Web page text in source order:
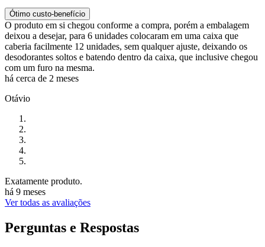
Ótimo custo-benefício
O produto em si chegou conforme a compra, porém a embalagem
deixou a desejar, para 6 unidades colocaram em uma caixa que
caberia facilmente 12 unidades, sem qualquer ajuste, deixando os
desodorantes soltos e batendo dentro da caixa, que inclusive chegou
com um furo na mesma.
há cerca de 2 meses
Otávio
Exatamente produto.
há 9 meses
Ver todas as avaliações
Perguntas e Respostas